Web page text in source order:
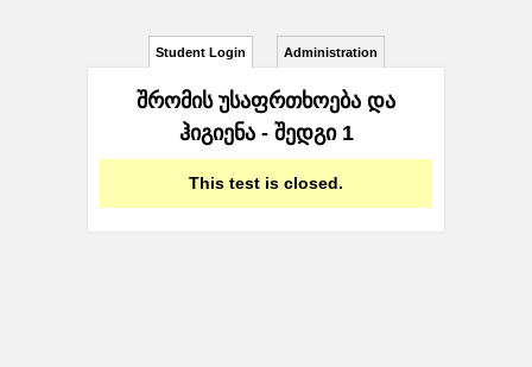
Student Login Administration
შრომის უსაფრთხოება და
ჰიგიენა - შედგი 1
This test is closed.